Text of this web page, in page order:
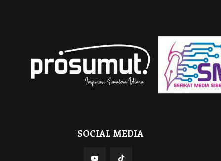
SOCIAL MEDIA